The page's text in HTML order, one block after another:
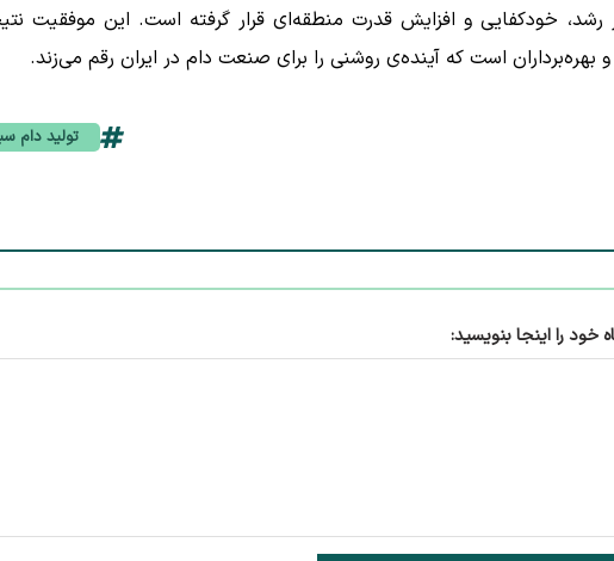
رشد، خودکفایی و افزایش قدرت منطقه‌ای قرار گرفته است. این موفقیت
بهره‌برداران است که آینده‌ی روشنی را برای صنعت دام در ایران رقم می‌زند.
تولید دام
خود را اینجا بنویسید: